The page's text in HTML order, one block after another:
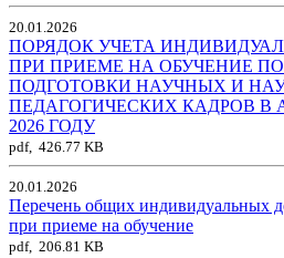
20.01.2026
ПОРЯДОК УЧЕТА
ПРИ ПРИЕМЕ НА ОБУЧЕНИЕ
ПОДГОТОВКИ НАУЧНЫХ И
ПЕДАГОГИЧЕСКИХ КАДРОВ В
2026 ГОДУ
pdf, 426.77 KB
20.01.2026
Перечень общих индивидуальных
при приеме на обучение
pdf, 206.81 KB